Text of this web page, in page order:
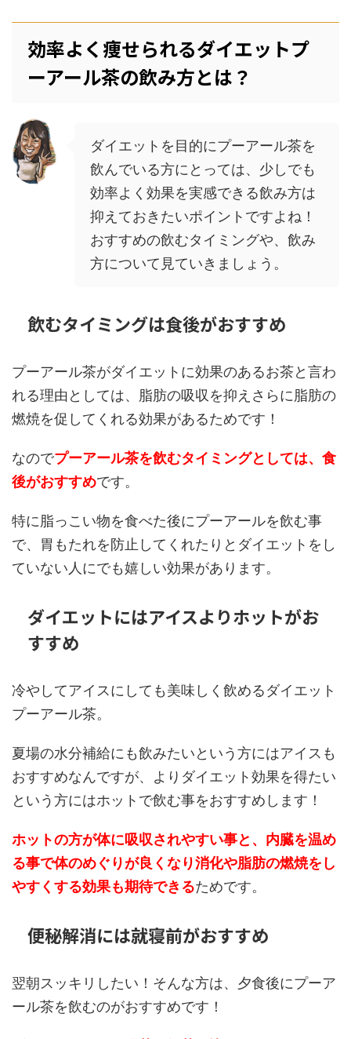
効率よく痩せられるダイエットプ
ーアール茶の飲み方とは？
ダイエットを目的にプーアール茶を
飲んでいる方にとっては、少しでも
効率よく効果を実感できる飲み方は
抑えておきたいポイントですよね！
おすすめの飲むタイミングや、飲み
方について見ていきましょう。
飲むタイミングは食後がおすすめ
プーアール茶がダイエットに効果のあるお茶と言わ
れる理由としては、脂肪の吸収を抑えさらに脂肪の
燃焼を促してくれる効果があるためです！
なのでプーアール茶を飲むタイミングとしては、食
後がおすすめです。
特に脂っこい物を食べた後にプーアールを飲む事
で、胃もたれを防止してくれたりとダイエットをし
ていない人にでも嬉しい効果があります。
ダイエットにはアイスよりホットがお
すすめ
冷やしてアイスにしても美味しく飲めるダイエット
プーアール茶。
夏場の水分補給にも飲みたいという方にはアイスも
おすすめなんですが、よりダイエット効果を得たい
という方にはホットで飲む事をおすすめします！
ホットの方が体に吸収されやすい事と、内臓を温め
る事で体のめぐりが良くなり消化や脂肪の燃焼をし
やすくする効果も期待できるためです。
便秘解消には就寝前がおすすめ
翌朝スッキリしたい！そんな方は、夕食後にプーア
ール茶を飲むのがおすすめです！